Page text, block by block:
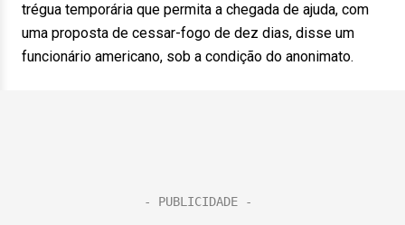
trégua temporária que permita a chegada de ajuda, com
uma proposta de cessar-fogo de dez dias, disse um
funcionário americano, sob a condição do anonimato.